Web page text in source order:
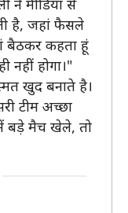
ने मीडिया से
है, जहां फैसले
बैठकर कहता हूं
नहीं होगा।"
खुद बनाते है।
टीम अच्छा
बड़े मैच खेले, तो